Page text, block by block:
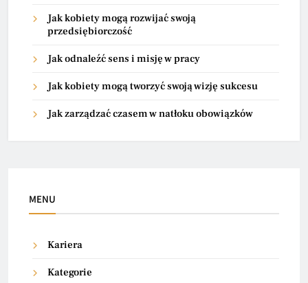
Jak kobiety mogą rozwijać swoją
przedsiębiorczość
Jak odnaleźć sens i misję w pracy
Jak kobiety mogą tworzyć swoją wizję sukcesu
Jak zarządzać czasem w natłoku obowiązków
MENU
Kariera
Kategorie